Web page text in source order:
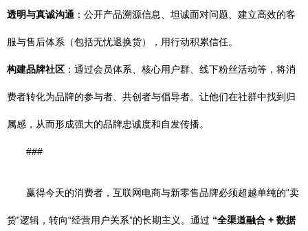
透明与真诚沟通 ：公开产品溯源信息、坦诚面对问题、建立高效的客
服与售后体系（包括无忧退换货），用行动积累信任。
构建品牌社区 ：通过会员体系、核心用户群、线下粉丝活动等，将消
费者转化为品牌的参与者、共创者与倡导者。让他们在社群中找到归
属感，从而形成强大的品牌忠诚度和自发传播。
###
赢得今天的消费者，互联网电商与新零售品牌必须超越单纯的“卖
货”逻辑，转向“经营用户关系”的长期主义。通过 “全渠道融合 + 数据